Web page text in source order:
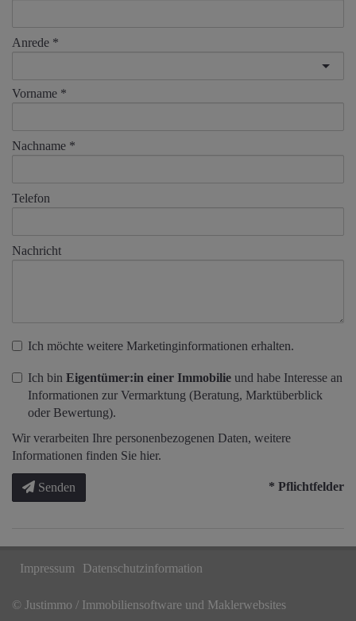
Anrede
Vorname
Nachname
Telefon
Nachricht
Ich möchte weitere Marketinginformationen erhalten.
Ich bin Eigentümer:in einer Immobilie und habe Interesse an
Informationen zur Vermarktung (Beratung, Marktüberblick
oder Bewertung).
Wir verarbeiten Ihre personenbezogenen Daten, weitere
Informationen finden Sie hier.
Senden * Pflichtfelder
Impressum Datenschutzinformation
© Justimmo / Immobiliensoftware und Maklerwebsites